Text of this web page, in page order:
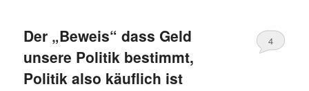
Der „Beweis“ dass Geld
unsere Politik bestimmt,
Politik also käuflich ist
4